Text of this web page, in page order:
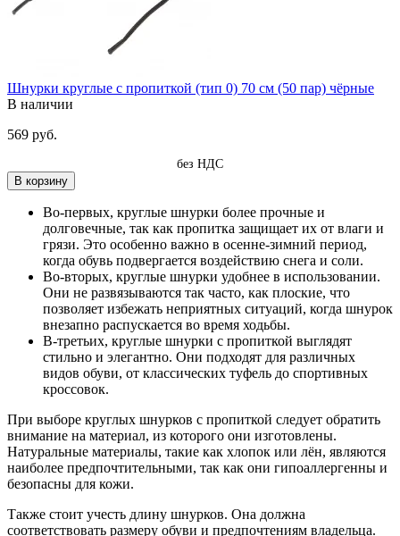
Шнурки круглые с пропиткой (тип 0) 70 см (50 пар) чёрные
В наличии
569 руб.
без НДС
В корзину
Во-первых, круглые шнурки более прочные и
долговечные, так как пропитка защищает их от влаги и
грязи. Это особенно важно в осенне-зимний период,
когда обувь подвергается воздействию снега и соли.
Во-вторых, круглые шнурки удобнее в использовании.
Они не развязываются так часто, как плоские, что
позволяет избежать неприятных ситуаций, когда шнурок
внезапно распускается во время ходьбы.
В-третьих, круглые шнурки с пропиткой выглядят
стильно и элегантно. Они подходят для различных
видов обуви, от классических туфель до спортивных
кроссовок.
При выборе круглых шнурков с пропиткой следует обратить
внимание на материал, из которого они изготовлены.
Натуральные материалы, такие как хлопок или лён, являются
наиболее предпочтительными, так как они гипоаллергенны и
безопасны для кожи.
Также стоит учесть длину шнурков. Она должна
соответствовать размеру обуви и предпочтениям владельца.